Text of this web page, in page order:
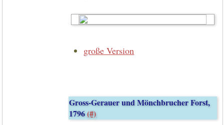
große Version
Gross-Gerauer und Mönchbrucher Forst,
1796(#)